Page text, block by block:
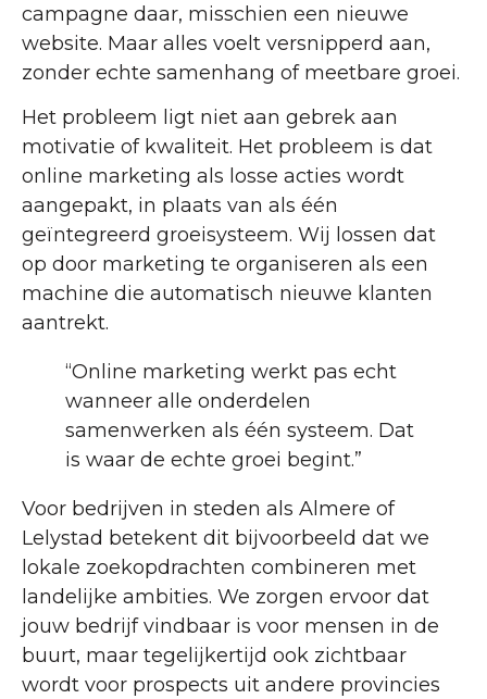
campagne daar, misschien een nieuwe
website. Maar alles voelt versnipperd aan,
zonder echte samenhang of meetbare groei.
Het probleem ligt niet aan gebrek aan
motivatie of kwaliteit. Het probleem is dat
online marketing als losse acties wordt
aangepakt, in plaats van als één
geïntegreerd groeisysteem. Wij lossen dat
op door marketing te organiseren als een
machine die automatisch nieuwe klanten
aantrekt.
“Online marketing werkt pas echt
wanneer alle onderdelen
samenwerken als één systeem. Dat
is waar de echte groei begint.”
Voor bedrijven in steden als Almere of
Lelystad betekent dit bijvoorbeeld dat we
lokale zoekopdrachten combineren met
landelijke ambities. We zorgen ervoor dat
jouw bedrijf vindbaar is voor mensen in de
buurt, maar tegelijkertijd ook zichtbaar
wordt voor prospects uit andere provincies